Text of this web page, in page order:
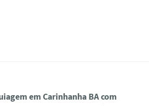
em Carinhanha BA com